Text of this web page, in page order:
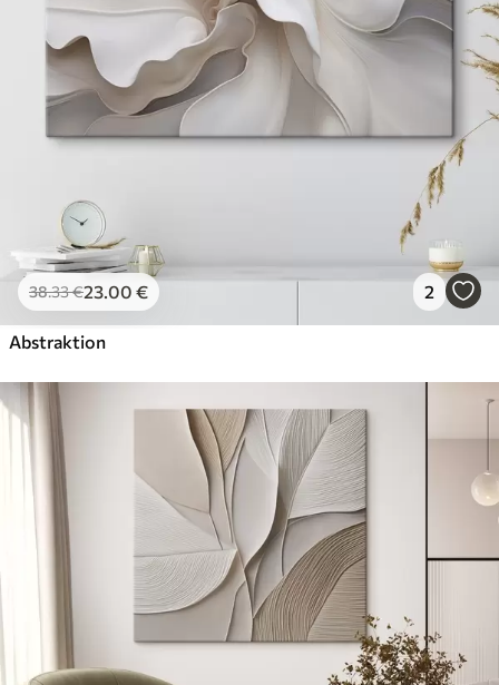
38.33€23.00 € 2
Abstraktion